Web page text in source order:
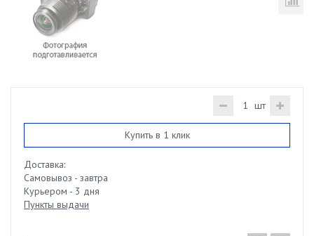
шт
Купить в 1 клик
Доставка:
Самовывоз - завтра
Курьером - 3 дня
Пункты выдачи